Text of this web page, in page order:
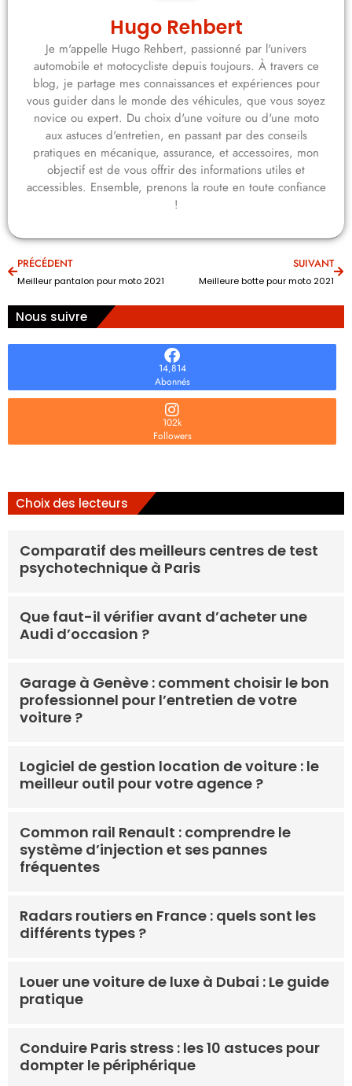
Hugo Rehbert
Je m'appelle Hugo Rehbert, passionné par l'univers
automobile et motocycliste depuis toujours. À travers ce
blog, je partage mes connaissances et expériences pour
vous guider dans le monde des véhicules, que vous soyez
novice ou expert. Du choix d'une voiture ou d'une moto
aux astuces d'entretien, en passant par des conseils
pratiques en mécanique, assurance, et accessoires, mon
objectif est de vous offrir des informations utiles et
accessibles. Ensemble, prenons la route en toute confiance
!
PRÉCÉDENT
Meilleur pantalon pour moto 2021
SUIVANT
Meilleure botte pour moto 2021
Nous suivre
14,814
Abonnés
102k
Followers
Choix des lecteurs
Comparatif des meilleurs centres de test
psychotechnique à Paris
Que faut-il vérifier avant d’acheter une
Audi d’occasion ?
Garage à Genève : comment choisir le bon
professionnel pour l’entretien de votre
voiture ?
Logiciel de gestion location de voiture : le
meilleur outil pour votre agence ?
Common rail Renault : comprendre le
système d’injection et ses pannes
fréquentes
Radars routiers en France : quels sont les
différents types ?
Louer une voiture de luxe à Dubai : Le guide
pratique
Conduire Paris stress : les 10 astuces pour
dompter le périphérique